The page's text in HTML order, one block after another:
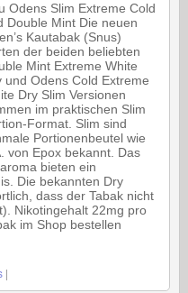
Odens Slim Extreme Cold
Double Mint Die neuen
Kautabak (Snus)
der beiden beliebten
Mint Extreme White
und Odens Cold Extreme
Dry Slim Versionen
im praktischen Slim
Format. Slim sind
Portionenbeutel wie
von Epox bekannt. Das
bieten ein
Die bekannten Dry
dass der Tabak nicht
Nikotingehalt 22mg pro
im Shop bestellen
|